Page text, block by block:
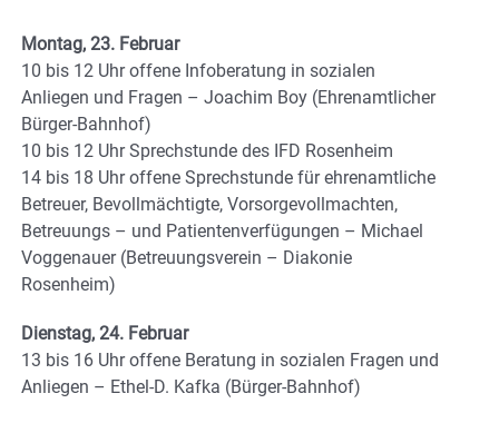
Montag, 23. Februar
10 bis 12 Uhr offene Infoberatung in sozialen
Anliegen und Fragen – Joachim Boy (Ehrenamtlicher
Bürger-Bahnhof)
10 bis 12 Uhr Sprechstunde des IFD Rosenheim
14 bis 18 Uhr offene Sprechstunde für ehrenamtliche
Betreuer, Bevollmächtigte, Vorsorgevollmachten,
Betreuungs – und Patientenverfügungen – Michael
Voggenauer (Betreuungsverein – Diakonie
Rosenheim)
Dienstag, 24. Februar
13 bis 16 Uhr offene Beratung in sozialen Fragen und
Anliegen – Ethel-D. Kafka (Bürger-Bahnhof)